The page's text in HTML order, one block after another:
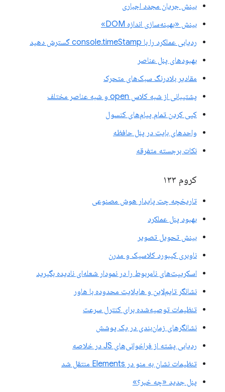
بینش جریان مجدد اجباری
بینش «بهینه‌سازی اندازه DOM»
ردیابی عملکرد را با console.timeStamp گسترش دهید
بهبودهای پنل عناصر
مقادیر بلادرنگ سبک‌های متحرک
پشتیبانی از شبه کلاس open و شبه عناصر مختلف
کپی کردن تمام پیام‌های کنسول
واحدهای بایت در پنل حافظه
نکات برجسته متفرقه
کروم ۱۳۳
تاریخچه چت پایدار هوش مصنوعی
بهبود پنل عملکرد
بینش تحویل تصویر
ناوبری کیبورد کلاسیک و مدرن
اسکریپت‌های نامربوط را در نمودار شعله‌ای نادیده بگیرید
نشانگر تایم‌لاین و هایلایت محدوده با هاور
تنظیمات توصیه‌شده برای کنترل سرعت
نشانگرهای زمان‌بندی در یک پوشش
ردیابی پشته از فراخوانی‌های JS در خلاصه
تنظیمات نشان به منو در Elements منتقل شد
پنل جدید «چه خبر؟»